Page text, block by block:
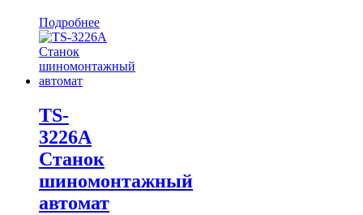
Подробнее
TS-
3226A
Станок
шиномонтажный
автомат